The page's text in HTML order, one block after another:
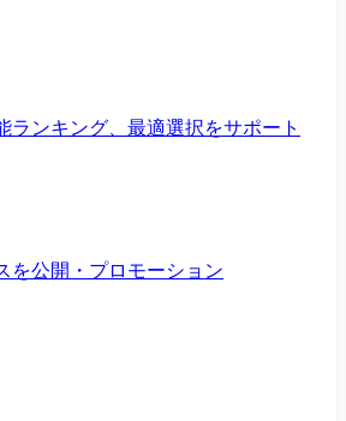
ランキング、最適選択をサポート
を公開・プロモーション